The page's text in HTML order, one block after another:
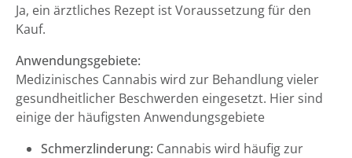
Ja, ein ärztliches Rezept ist Voraussetzung für den
Kauf.
Anwendungsgebiete:
Medizinisches Cannabis wird zur Behandlung vieler
gesundheitlicher Beschwerden eingesetzt. Hier sind
einige der häufigsten Anwendungsgebiete
Schmerzlinderung: Cannabis wird häufig zur